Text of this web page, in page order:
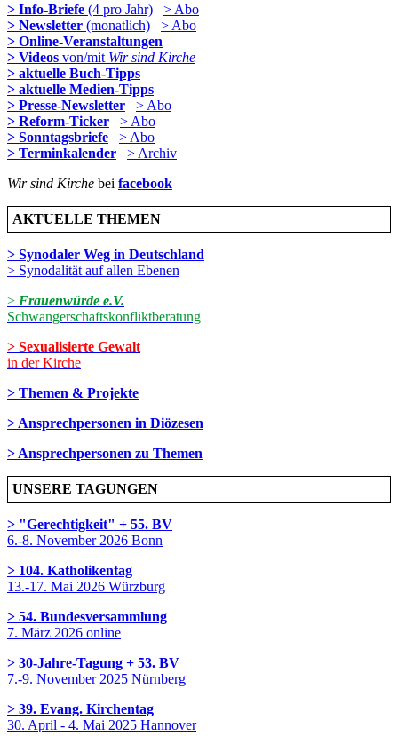
> Info-Briefe (4 pro Jahr)
> Abo
> Newsletter (monatlich)
> Abo
> Online-Veranstaltungen
> Videos von/mit Wir sind Kirche
> aktuelle Buch-Tipps
> aktuelle Medien-Tipps
> Presse-Newsletter
> Abo
> Reform-Ticker
> Abo
> Sonntagsbriefe
> Abo
> Terminkalender
> Archiv
Wir sind Kirche bei facebook
AKTUELLE THEMEN
> Synodaler Weg in Deutschland
> Synodalität auf allen Ebenen
> Frauenwürde e.V.
Schwangerschaftskonfliktberatung
> Sexualisierte Gewalt
in der Kirche
> Themen & Projekte
> Ansprechpersonen in Diözesen
> Ansprechpersonen zu Themen
UNSERE TAGUNGEN
> "Gerechtigkeit" + 55. BV
6.-8. November 2026 Bonn
> 104. Katholikentag
13.-17. Mai 2026 Würzburg
> 54. Bundesversammlung
7. März 2026 online
> 30-Jahre-Tagung + 53. BV
7.-9. November 2025 Nürnberg
> 39. Evang. Kirchentag
30. April - 4. Mai 2025 Hannover